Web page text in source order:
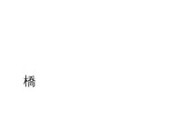
橋